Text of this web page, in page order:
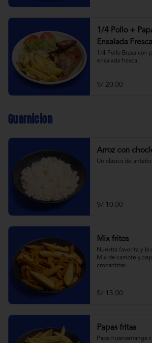
1/4 Pollo +
Ensalada Fresca
1/4 Pollo Brasa con
ensalada fresca
S/ 20.00
Guarnicion
Arroz con
Un clásico de antaño
S/ 10.00
Mix fritos
Nuestra favorita y la
Mix de camote y
crocantitas
S/ 13.00
Papas fritas
Papa huamantanga